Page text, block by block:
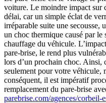
voiture. Le moindre impact sur
délai, car un simple éclat de
irréparable suite une secousse,
un choc thermique causé par
chauffage du véhicule.
pare-brise, le rend plus
lors d’un prochain choc. Ainsi,
seulement pour votre véhicule,
conséquent, il est impératif
remplacement du pare-brise
parebrise.com/agences/corbeil-